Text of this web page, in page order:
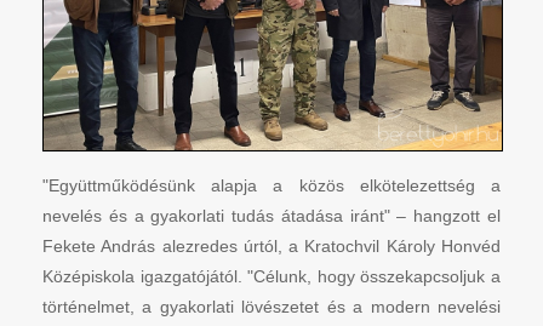
"Együttműködésünk alapja a közös elkötelezettség a
nevelés és a gyakorlati tudás átadása iránt" – hangzott el
Fekete András alezredes úrtól, a Kratochvil Károly Honvéd
Középiskola igazgatójától. "Célunk, hogy összekapcsoljuk a
történelmet, a gyakorlati lövészetet és a modern nevelési